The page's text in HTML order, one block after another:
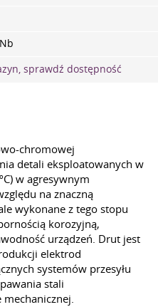
sprawdź dostępność
chromowej
detali eksploatowanych w
w agresywnym
na znaczną
wykonane z tego stopu
korozyjną,
urządzeń. Drut jest
elektrod
systemów przesyłu
stali